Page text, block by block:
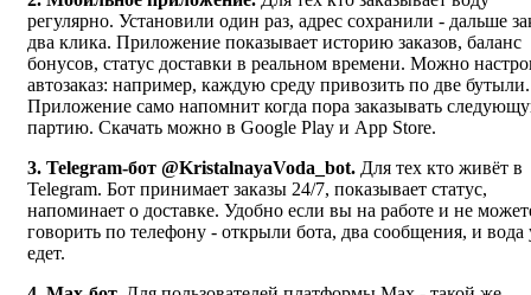
регулярно. Установили один раз, адрес сохранили - дальше
два клика. Приложение показывает историю заказов, баланс
бонусов, статус доставки в реальном времени. Можно
автозаказ: например, каждую среду привозить по две бутыли.
Приложение само напомнит когда пора заказывать
партию. Скачать можно в Google Play и App Store.
3. Telegram-бот @KristalnayaVoda_bot. Для тех кто живёт в
Telegram. Бот принимает заказы 24/7, показывает статус,
напоминает о доставке. Удобно если вы на работе и не
говорить по телефону - открыли бота, два сообщения, и вода
едет.